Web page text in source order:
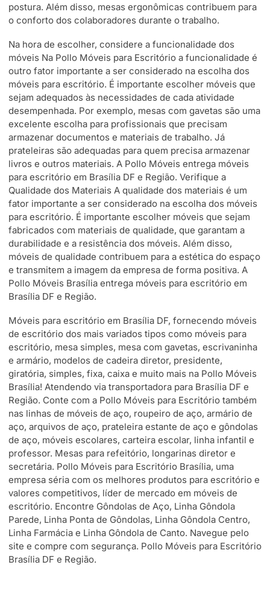
postura. Além disso, mesas ergonômicas contribuem para
o conforto dos colaboradores durante o trabalho.
Na hora de escolher, considere a funcionalidade dos
móveis Na Pollo Móveis para Escritório a funcionalidade é
outro fator importante a ser considerado na escolha dos
móveis para escritório. É importante escolher móveis que
sejam adequados às necessidades de cada atividade
desempenhada. Por exemplo, mesas com gavetas são uma
excelente escolha para profissionais que precisam
armazenar documentos e materiais de trabalho. Já
prateleiras são adequadas para quem precisa armazenar
livros e outros materiais. A Pollo Móveis entrega móveis
para escritório em Brasília DF e Região. Verifique a
Qualidade dos Materiais A qualidade dos materiais é um
fator importante a ser considerado na escolha dos móveis
para escritório. É importante escolher móveis que sejam
fabricados com materiais de qualidade, que garantam a
durabilidade e a resistência dos móveis. Além disso,
móveis de qualidade contribuem para a estética do espaço
e transmitem a imagem da empresa de forma positiva. A
Pollo Móveis Brasília entrega móveis para escritório em
Brasília DF e Região.
Móveis para escritório em Brasília DF, fornecendo móveis
de escritório dos mais variados tipos como móveis para
escritório, mesa simples, mesa com gavetas, escrivaninha
e armário, modelos de cadeira diretor, presidente,
giratória, simples, fixa, caixa e muito mais na Pollo Móveis
Brasília! Atendendo via transportadora para Brasília DF e
Região. Conte com a Pollo Móveis para Escritório também
nas linhas de móveis de aço, roupeiro de aço, armário de
aço, arquivos de aço, prateleira estante de aço e gôndolas
de aço, móveis escolares, carteira escolar, linha infantil e
professor. Mesas para refeitório, longarinas diretor e
secretária. Pollo Móveis para Escritório Brasília, uma
empresa séria com os melhores produtos para escritório e
valores competitivos, líder de mercado em móveis de
escritório. Encontre Gôndolas de Aço, Linha Gôndola
Parede, Linha Ponta de Gôndolas, Linha Gôndola Centro,
Linha Farmácia e Linha Gôndola de Canto. Navegue pelo
site e compre com segurança. Pollo Móveis para Escritório
Brasília DF e Região.